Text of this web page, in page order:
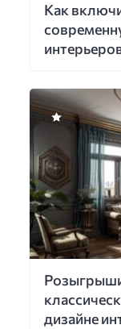
Как
дизайне